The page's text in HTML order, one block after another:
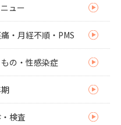
ュー
・月経不順・PMS
の・性感染症
検査